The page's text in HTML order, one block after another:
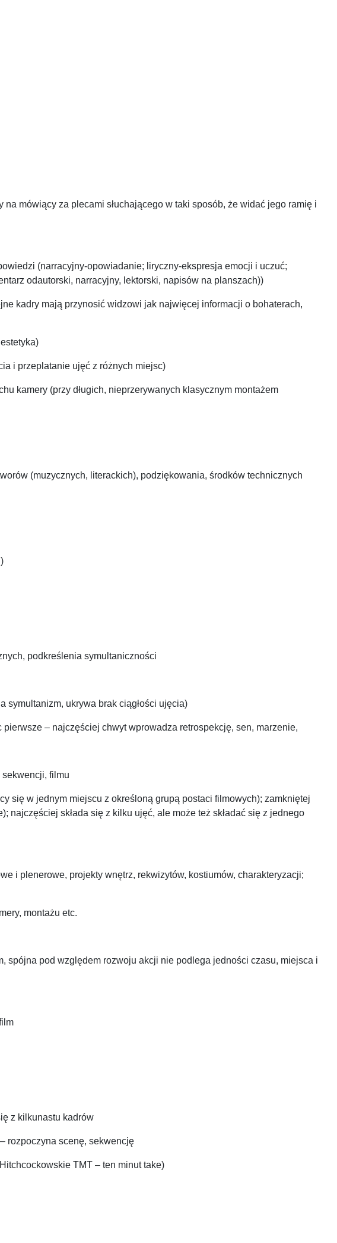
mówiący za plecami słuchającego w taki sposób, że widać jego ramię i
(narracyjny-opowiadanie; liryczny-ekspresja emocji i uczuć;
odautorski, narracyjny, lektorski, napisów na planszach))
kadry mają przynosić widzowi jak najwięcej informacji o bohaterach,
i przeplatanie ujęć z różnych miejsc)
kamery (przy długich, nieprzerywanych klasycznym montażem
(muzycznych, literackich), podziękowania, środków technicznych
podkreślenia symultaniczności
symultanizm, ukrywa brak ciągłości ujęcia)
– najczęściej chwyt wprowadza retrospekcję, sen, marzenie,
filmu
się w jednym miejscu z określoną grupą postaci filmowych); zamkniętej
składa się z kilku ujęć, ale może też składać się z jednego
i plenerowe, projekty wnętrz, rekwizytów, kostiumów, charakteryzacji;
montażu etc.
spójna pod względem rozwoju akcji nie podlega jedności czasu, miejsca i
z kilkunastu kadrów
rozpoczyna scenę, sekwencję
TMT – ten minut take)